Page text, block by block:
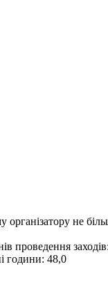
організатору не
проведення
години: 48,0